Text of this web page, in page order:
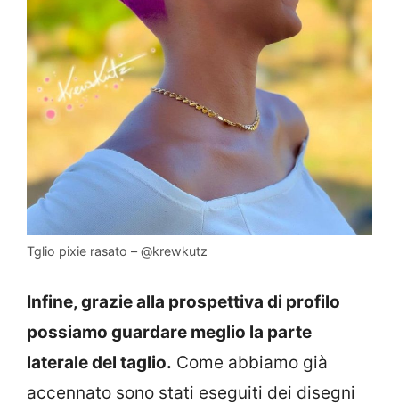
Tglio pixie rasato – @krewkutz
Infine, grazie alla prospettiva di profilo
possiamo guardare meglio la parte
laterale del taglio. Come abbiamo già
accennato sono stati eseguiti dei disegni